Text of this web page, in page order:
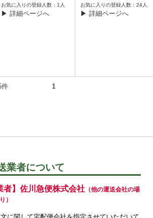
お気に入りの登録人数：1人
▶ 詳細ページへ
お気に入りの登録人数：24人
▶ 詳細ページへ
次の15件 1